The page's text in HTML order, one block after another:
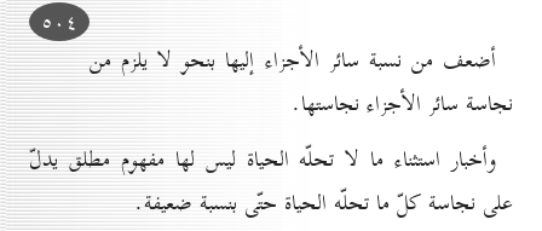
٥٠٤
أضعف من نسبة سائر الأجزاء إليها بنحو لا يلزم من
نجاسة سائر الأجزاء نجاستها.
وأخبار استثناء ما لا تحلّه الحياة ليس لها مفهوم مطلق يدلّ
على نجاسة كلّ ما تحلّه الحياة حتّى بنسبة ضعيفة.